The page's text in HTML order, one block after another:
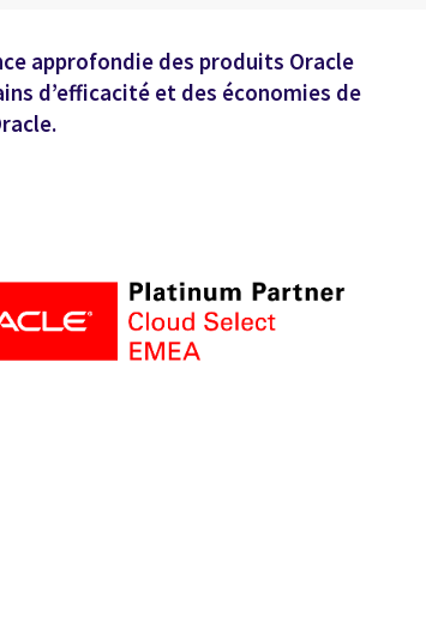
approfondie des produits Oracle
d’efficacité et des économies de